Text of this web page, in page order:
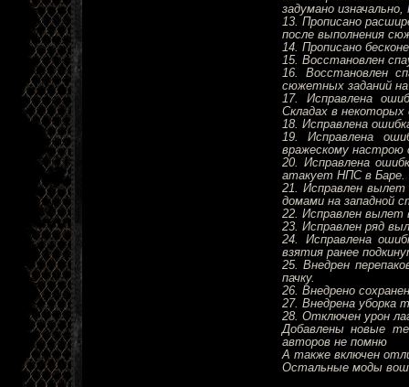
задумано
13. Прописано
после выполнения
14. Прописано
15. Восстановлен
16. Восстановлен
сюжетных заданий
17. Исправлена
Складах в некоторых
18. Исправлена
19. Исправлена
вражескому настрою
20. Исправлена
атакует НПС в Баре.
21. Исправлен
домами на западной
22. Исправлен вылет
23. Исправлен ряд
24. Исправлена
взятия ранее
25. Внедрен
пачку.
26. Внедрено
27. Внедрена уборка
28. Отключен урон
Добавлены новые
авторов не помню
А также включен
Остальные моды